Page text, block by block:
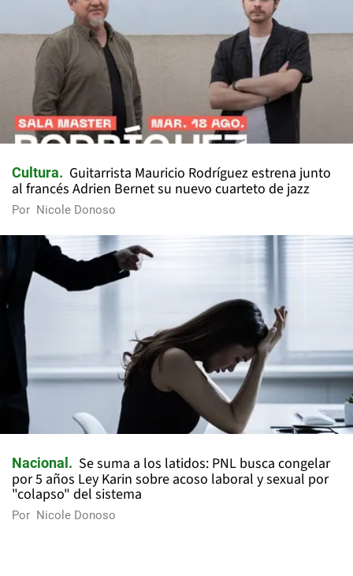
Cultura
Guitarrista Mauricio Rodríguez estrena junto
al francés Adrien Bernet su nuevo cuarteto de jazz
Por Nicole Donoso
Nacional
Se suma a los latidos: PNL busca congelar
por 5 años Ley Karin sobre acoso laboral y sexual por
"colapso" del sistema
Por Nicole Donoso